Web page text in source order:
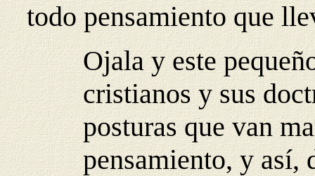
todo pensamiento que
Ojala y este
cristianos y sus
posturas que van
pensamiento, y así,